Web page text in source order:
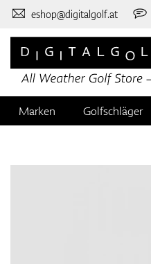
eshop@digitalgolf.at
Marken Golfschläger